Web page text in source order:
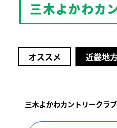
三木よかわカ
オススメ 近畿地
三木よかわカントリークラ